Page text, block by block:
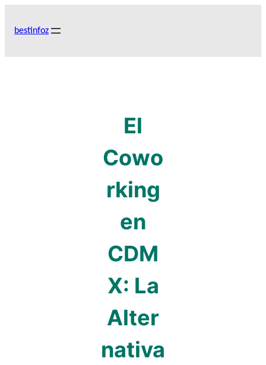
bestinfoz
El
Cowo
rking
en
CDM
X: La
Alter
nativa